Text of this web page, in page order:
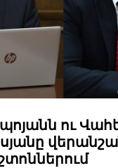
ու